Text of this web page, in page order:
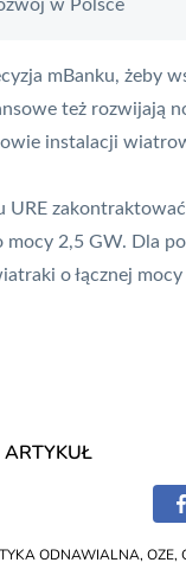
w Polsce
mBanku, żeby
też rozwijają
instalacji
URE
2,5 GW. Dla
o łącznej mocy
ARTYKUŁ
ODNAWIALNA, OZE,